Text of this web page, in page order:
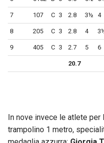
7 107 C 3 2.8 3½ 4
8 205 C 3 2.8 4
9 405 C 3 2.7 5 6
20.7
In nove invece le atlete per
trampolino 1 metro,